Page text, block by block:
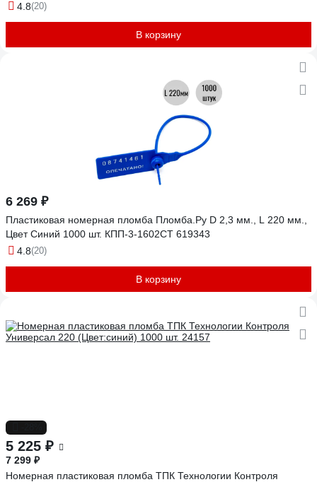
4.8(20)
В корзину
6 269 ₽
Пластиковая номерная пломба Пломба.Ру D 2,3 мм., L 220 мм.,
Цвет Синий 1000 шт. КПП-3-1602СТ 619343
4.8(20)
В корзину
5 225 ₽
7 299 ₽
Номерная пластиковая пломба ТПК Технологии Контроля